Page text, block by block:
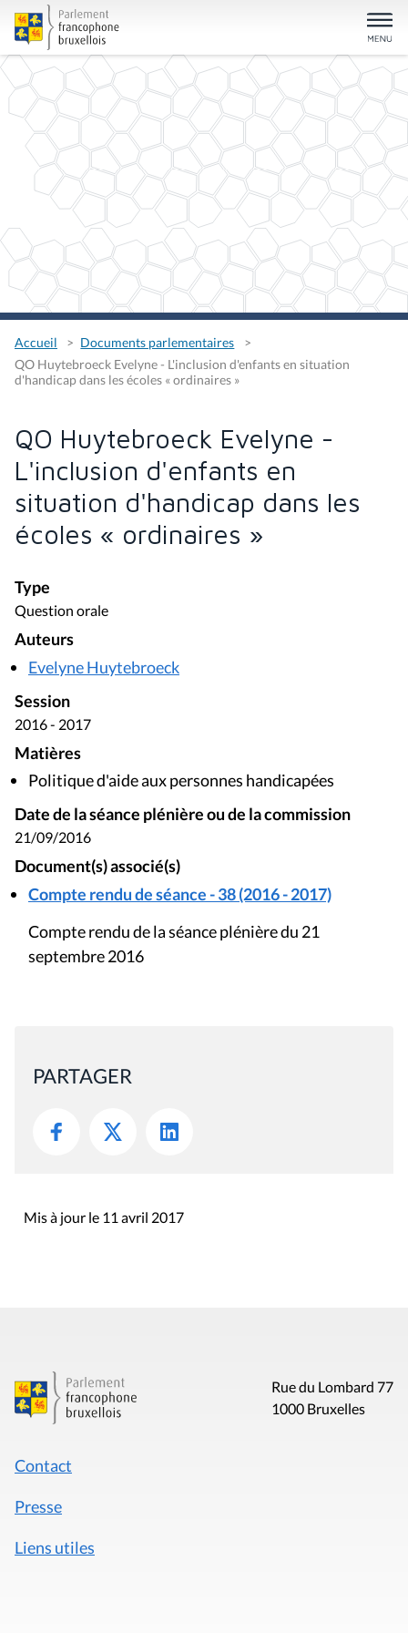
Accueil
Documents parlementaires
QO Huytebroeck Evelyne - L'inclusion d'enfants en situation
d'handicap dans les écoles « ordinaires »
QO Huytebroeck Evelyne -
L'inclusion d'enfants en
situation d'handicap dans les
écoles « ordinaires »
Type
Question orale
Auteurs
Evelyne Huytebroeck
Session
2016 - 2017
Matières
Politique d'aide aux personnes handicapées
Date de la séance plénière ou de la commission
21/09/2016
Document(s) associé(s)
Compte rendu de séance - 38 (2016 - 2017)
Compte rendu de la séance plénière du 21
septembre 2016
PARTAGER
Mis à jour le 11 avril 2017
Rue du Lombard 77
1000 Bruxelles
Contact
Presse
Liens utiles